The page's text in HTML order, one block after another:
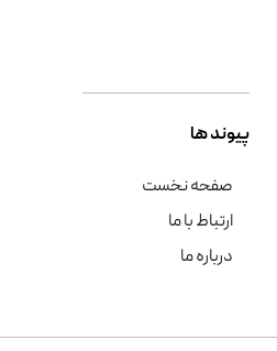
صفحه نخست
ارتباط با ما
درباره ما
پیوند ها